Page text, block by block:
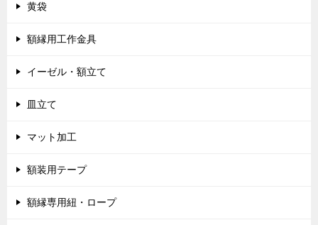
黄袋
額縁用工作金具
イーゼル・額立て
皿立て
マット加工
額装用テープ
額縁専用紐・ロープ